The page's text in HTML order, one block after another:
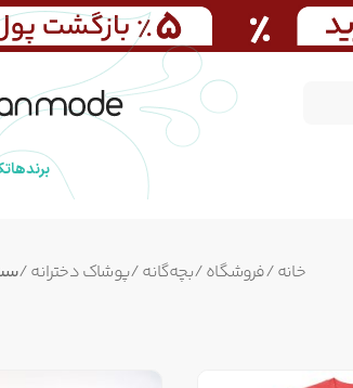
برندها
خانه/فروشگاه/بچه‌گانه/پوشاک دخترانه/